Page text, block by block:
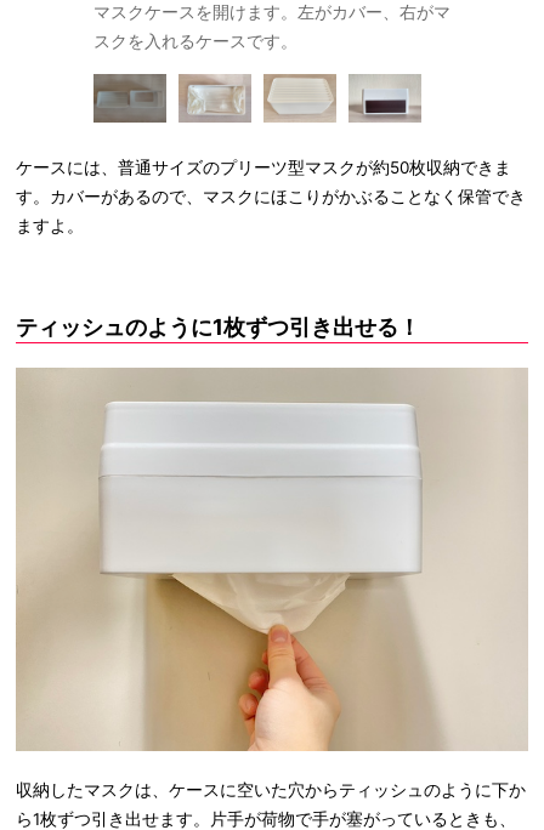
マスクケースを開けます。左がカバー、右がマ
スクを入れるケースです。
ケースには、普通サイズのプリーツ型マスクが約50枚収納できま
す。カバーがあるので、マスクにほこりがかぶることなく保管でき
ますよ。
ティッシュのように1枚ずつ引き出せる！
収納したマスクは、ケースに空いた穴からティッシュのように下か
ら1枚ずつ引き出せます。片手が荷物で手が塞がっているときも、